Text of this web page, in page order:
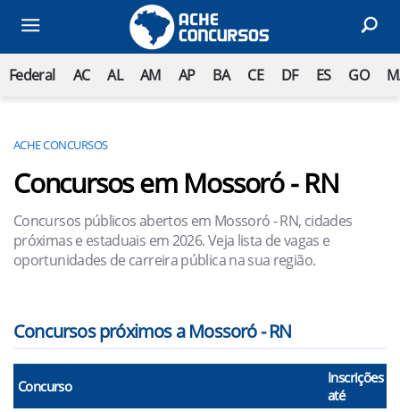
Federal AC AL AM AP BA CE DF ES GO
ACHE CONCURSOS
Concursos em Mossoró - RN
Concursos públicos abertos em Mossoró - RN, cidades
próximas e estaduais em 2026. Veja lista de vagas e
oportunidades de carreira pública na sua região.
Concursos próximos a Mossoró - RN
Concurso
Inscrições
até